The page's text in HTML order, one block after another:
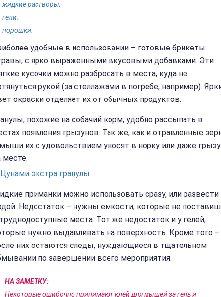
жидкие растворы;
гели;
порошки.
удобные в использовании – готовые брикеты
с ярко выраженными вкусовыми добавками. Эти
кусочки можно разбросать в места, куда не
рукой (за стеллажами в погребе, например).
окраски отделяет их от обычных продуктов.
похожие на собачий корм, удобно рассыпать в
появления грызунов. Так же, как и отравленные
их с удовольствием уносят в норку или даже
месте.
приманки можно использовать сразу, или развести
Недостаток – нужны емкости, которые не
места. Тот же недостаток и у гелей,
нужно выдавливать на поверхность. Кроме того –
них остаются следы, нуждающиеся в тщательном
по завершении всего мероприятия.
НА ЗАМЕТКУ:
Некоторые ошибочно принимают клей для мышей за гель и